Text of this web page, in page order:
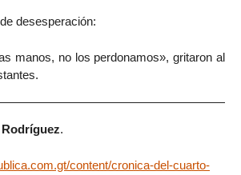
desesperación:
manos, no los perdonamos», gritaron al
.
content/cronica-del-cuarto-